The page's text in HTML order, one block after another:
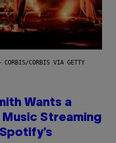
CORBIS/CORBIS VIA GETTY
Wants a
Streaming